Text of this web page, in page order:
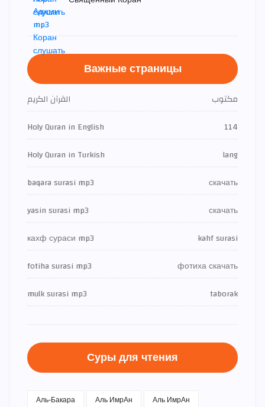
Важные страницы
القرآن الكريم
مكتوب
Holy Quran in English
114
Holy Quran in Turkish
lang
baqara surasi mp3
скачать
yasin surasi mp3
скачать
кахф сураси mp3
kahf surasi
fotiha surasi mp3
фотиха скачать
mulk surasi mp3
taborak
Суры для чтения
Аль-Бакара Аль ИмрАн
Аль ИмрАн